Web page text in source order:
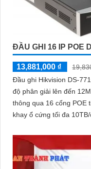
ĐẦU GHI 16 IP POE
13,881,000 ₫
Đầu ghi Hikvision DS-
độ phân giải lên đến
thông qua 16 cổng POE tích
khay ổ cứng tối đa